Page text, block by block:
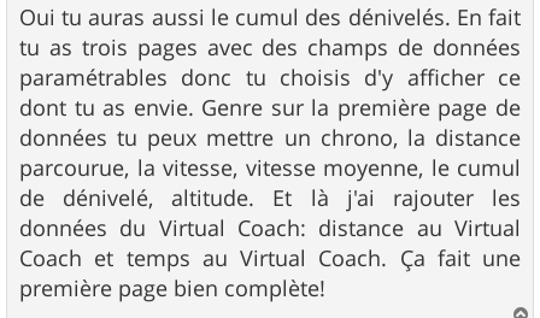
s
s
a
g
e
Oui tu auras aussi le cumul des dénivelés. En fait
tu as trois pages avec des champs de données
paramétrables donc tu choisis d'y afficher ce
dont tu as envie. Genre sur la première page de
données tu peux mettre un chrono, la distance
parcourue, la vitesse, vitesse moyenne, le cumul
de dénivelé, altitude. Et là j'ai rajouter les
données du Virtual Coach: distance au Virtual
Coach et temps au Virtual Coach. Ça fait une
première page bien complète!